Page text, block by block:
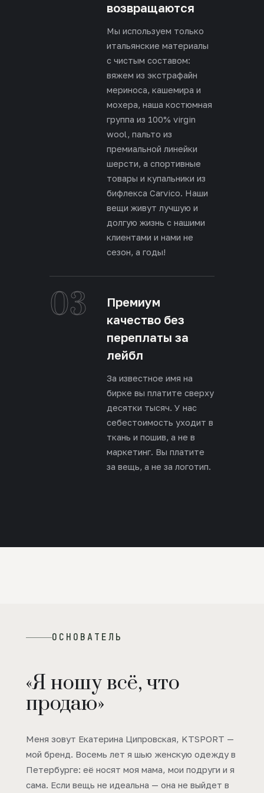
возвращаются
Мы используем только
итальянские материалы
с чистым составом:
вяжем из экстрафайн
мериноса, кашемира и
мохера, наша костюмная
группа из 100% virgin
wool, пальто из
премиальной линейки
шерсти, а спортивные
товары и купальники из
бифлекса Carvico. Наши
вещи живут лучшую и
долгую жизнь с нашими
клиентами и нами не
сезон, а годы!
03
Премиум
качество без
переплаты за
лейбл
За известное имя на
бирке вы платите сверху
десятки тысяч. У нас
себестоимость уходит в
ткань и пошив, а не в
маркетинг. Вы платите
за вещь, а не за логотип.
ОСНОВАТЕЛЬ
«Я ношу всё, что
продаю»
Меня зовут Екатерина Ципровская, KTSPORT —
мой бренд. Восемь лет я шью женскую одежду в
Петербурге: её носят моя мама, мои подруги и я
сама. Если вещь не идеальна — она не выйдет в